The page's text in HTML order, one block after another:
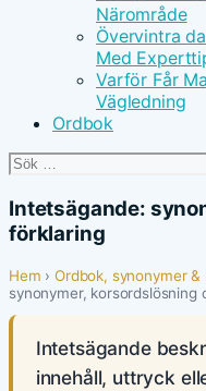
Närområde
Övervintra
Med
Varför Får
Vägledning
Ordbok
Sök
Intetsägande:
förklaring
Hem ›Ordbok, synonymer &
synonymer, korsordslösning
Intetsägande
innehåll, uttryck